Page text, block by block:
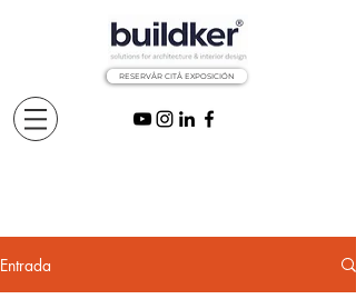
RESERVÅR CITÅ EXPOSICIÓN
Entrada